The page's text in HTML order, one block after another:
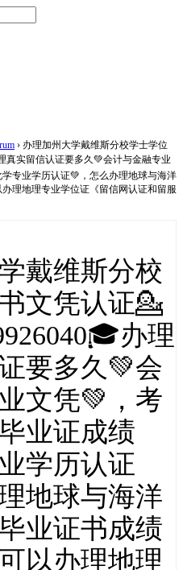
› 办理加州大学戴维斯分校学士学位
真实留信认证要多久💚会计与金融专业
专业学历认证💚，怎么办理地球与海洋
理地理专业学位证《留信网认证和留服
戴维斯分校
文凭认证💁
办理
要多久💚会
文凭💚，考
业证成绩
学历认证
地球与海洋
业证书成绩
以办理地理